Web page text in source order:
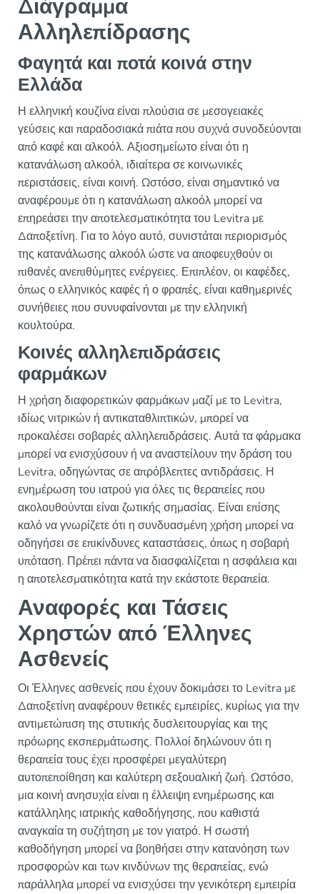
Διάγραμμα
Αλληλεπίδρασης
Φαγητά και ποτά κοινά στην
Ελλάδα
Η ελληνική κουζίνα είναι πλούσια σε μεσογειακές
γεύσεις και παραδοσιακά πιάτα που συχνά συνοδεύονται
από καφέ και αλκοόλ. Αξιοσημείωτο είναι ότι η
κατανάλωση αλκοόλ, ιδιαίτερα σε κοινωνικές
περιστάσεις, είναι κοινή. Ωστόσο, είναι σημαντικό να
αναφέρουμε ότι η κατανάλωση αλκοόλ μπορεί να
επηρεάσει την αποτελεσματικότητα του Levitra με
Δαποξετίνη. Για το λόγο αυτό, συνιστάται περιορισμός
της κατανάλωσης αλκοόλ ώστε να αποφευχθούν οι
πιθανές ανεπιθύμητες ενέργειες. Επιπλέον, οι καφέδες,
όπως ο ελληνικός καφές ή ο φραπές, είναι καθημερινές
συνήθειες που συνυφαίνονται με την ελληνική
κουλτούρα.
Κοινές αλληλεπιδράσεις
φαρμάκων
Η χρήση διαφορετικών φαρμάκων μαζί με το Levitra,
ιδίως νιτρικών ή αντικαταθλιπτικών, μπορεί να
προκαλέσει σοβαρές αλληλεπιδράσεις. Αυτά τα φάρμακα
μπορεί να ενισχύσουν ή να αναστείλουν την δράση του
Levitra, οδηγώντας σε απρόβλεπτες αντιδράσεις. Η
ενημέρωση του ιατρού για όλες τις θεραπείες που
ακολουθούνται είναι ζωτικής σημασίας. Είναι επίσης
καλό να γνωρίζετε ότι η συνδυασμένη χρήση μπορεί να
οδηγήσει σε επικίνδυνες καταστάσεις, όπως η σοβαρή
υπόταση. Πρέπει πάντα να διασφαλίζεται η ασφάλεια και
η αποτελεσματικότητα κατά την εκάστοτε θεραπεία.
Αναφορές και Τάσεις
Χρηστών από Έλληνες
Ασθενείς
Οι Έλληνες ασθενείς που έχουν δοκιμάσει το Levitra με
Δαποξετίνη αναφέρουν θετικές εμπειρίες, κυρίως για την
αντιμετώπιση της στυτικής δυσλειτουργίας και της
πρόωρης εκσπερμάτωσης. Πολλοί δηλώνουν ότι η
θεραπεία τους έχει προσφέρει μεγαλύτερη
αυτοπεποίθηση και καλύτερη σεξουαλική ζωή. Ωστόσο,
μια κοινή ανησυχία είναι η έλλειψη ενημέρωσης και
κατάλληλης ιατρικής καθοδήγησης, που καθιστά
αναγκαία τη συζήτηση με τον γιατρό. Η σωστή
καθοδήγηση μπορεί να βοηθήσει στην κατανόηση των
προσφορών και των κινδύνων της θεραπείας, ενώ
παράλληλα μπορεί να ενισχύσει την γενικότερη εμπειρία